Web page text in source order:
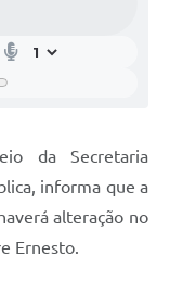
da Secretaria
informa que a
alteração no
Ernesto.